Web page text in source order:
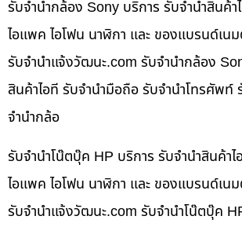
รับจำนำกล้อง Sony บริการ รับจำนำสินค้
ไอแพค ไอโฟน นาฬิกา และ ของแบรนด์เน
รับจํานําแจ้งวัฒนะ.com รับจำนำกล้อง
สินค้าไอที รับจำนำมือถือ รับจำนำโทรศัพท์
จำนำกล้อ
รับจำนำโน๊ตบุ๊ค HP บริการ รับจำนำสินค้า
ไอแพค ไอโฟน นาฬิกา และ ของแบรนด์เน
รับจํานําแจ้งวัฒนะ.com รับจำนำโน๊ตบุ๊ค